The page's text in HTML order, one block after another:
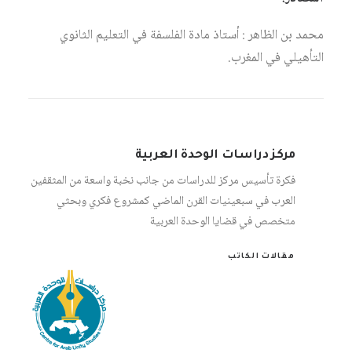
محمد بن الظاهر : أستاذ مادة الفلسفة في التعليم الثانوي
التأهيلي في المغرب.
مركز دراسات الوحدة العربية
فكرة تأسيس مركز للدراسات من جانب نخبة واسعة من المثقفين
العرب في سبعينيات القرن الماضي كمشروع فكري وبحثي
متخصص في قضايا الوحدة العربية
مقالات الكاتب